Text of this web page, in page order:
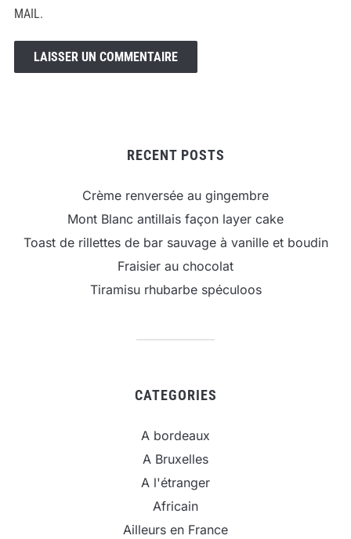
MAIL.
RECENT POSTS
Crème renversée au gingembre
Mont Blanc antillais façon layer cake
Toast de rillettes de bar sauvage à vanille et boudin
Fraisier au chocolat
Tiramisu rhubarbe spéculoos
CATEGORIES
A bordeaux
A Bruxelles
A l'étranger
Africain
Ailleurs en France